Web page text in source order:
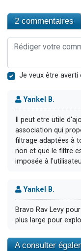
2 commentaires
Je veux être averti
Yankel B.
Il peut etre utile
association qui
filtrage adaptées à
non et que le filtre
imposée à
Yankel B.
Bravo Rav Levy
plus large pour
A consulter